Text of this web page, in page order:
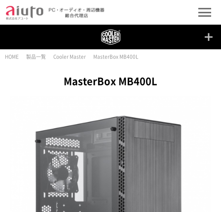
HOME 製品一覧 Cooler Master MasterBox MB400L
MasterBox MB400L